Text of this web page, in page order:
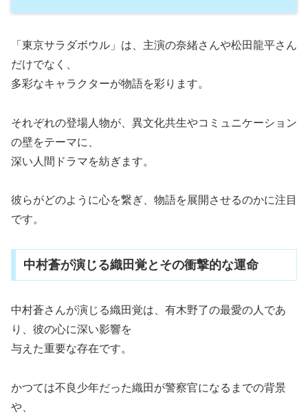
「東京サラダボウル」は、主演の奈緒さんや松田龍平さん
だけでなく、
多彩なキャラクターが物語を彩ります。
それぞれの登場人物が、異文化共生やコミュニケーション
の壁をテーマに、
深い人間ドラマを紡ぎます。
彼らがどのように心を繋ぎ、物語を展開させるのかに注目
です。
中村蒼が演じる織田覚とその衝撃的な運命
中村蒼さんが演じる織田覚は、有木野了の最愛の人であ
り、彼の心に深い影響を
与えた重要な存在です。
かつては不良少年だった織田が警察官になるまでの背景
や、